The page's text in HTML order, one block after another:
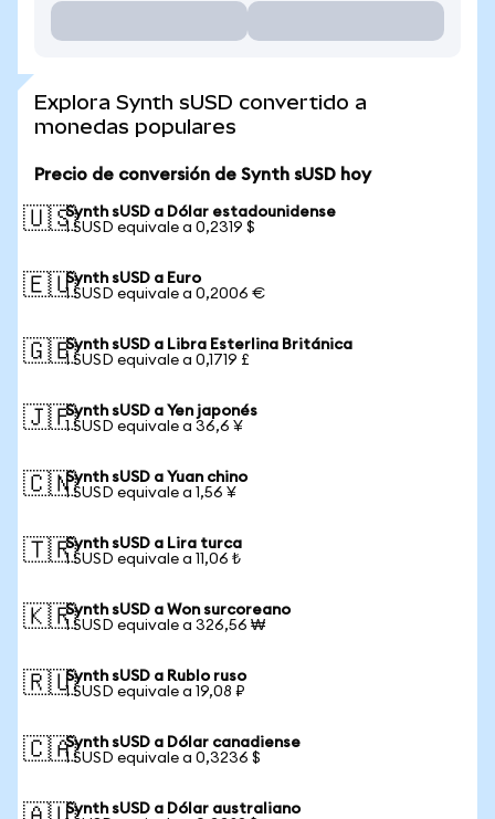
Explora Synth sUSD convertido a
monedas populares
Precio de conversión de Synth sUSD hoy
🇺🇸Synth sUSD a Dólar estadounidense
1 SUSD equivale a 0,2319 $
🇪🇺Synth sUSD a Euro
1 SUSD equivale a 0,2006 €
🇬🇧Synth sUSD a Libra Esterlina Británica
1 SUSD equivale a 0,1719 £
🇯🇵Synth sUSD a Yen japonés
1 SUSD equivale a 36,6 ¥
🇨🇳Synth sUSD a Yuan chino
1 SUSD equivale a 1,56 ¥
🇹🇷Synth sUSD a Lira turca
1 SUSD equivale a 11,06 ₺
🇰🇷Synth sUSD a Won surcoreano
1 SUSD equivale a 326,56 ₩
🇷🇺Synth sUSD a Rublo ruso
1 SUSD equivale a 19,08 ₽
🇨🇦Synth sUSD a Dólar canadiense
1 SUSD equivale a 0,3236 $
Synth sUSD a Dólar australiano